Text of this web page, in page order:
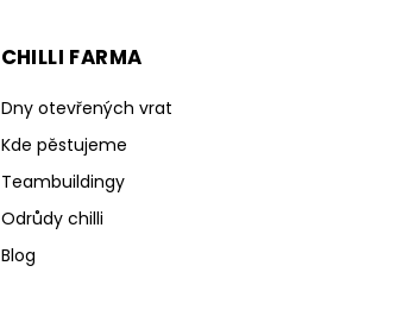
CHILLI FARMA
Dny otevřených vrat
Kde pěstujeme
Teambuildingy
Odrůdy chilli
Blog